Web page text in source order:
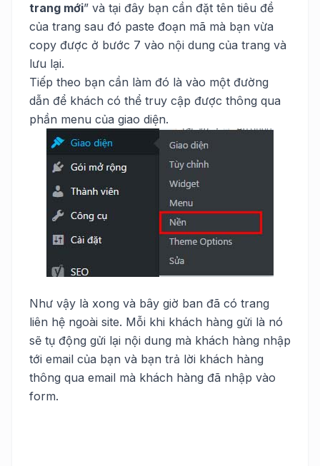
trang mới” và tại đây bạn cần đặt tên tiêu đề
của trang sau đó paste đoạn mã mà bạn vừa
copy được ở bước 7 vào nội dung của trang và
lưu lại.
Tiếp theo bạn cần làm đó là vào một đường
dẫn để khách có thể truy cập được thông qua
phần menu của giao diện.
Như vậy là xong và bây giờ ban đã có trang
liên hệ ngoài site. Mỗi khi khách hàng gửi là nó
sẽ tụ động gửi lại nội dung mà khách hàng nhập
tới email của bạn và bạn trả lời khách hàng
thông qua email mà khách hàng đã nhập vào
form.